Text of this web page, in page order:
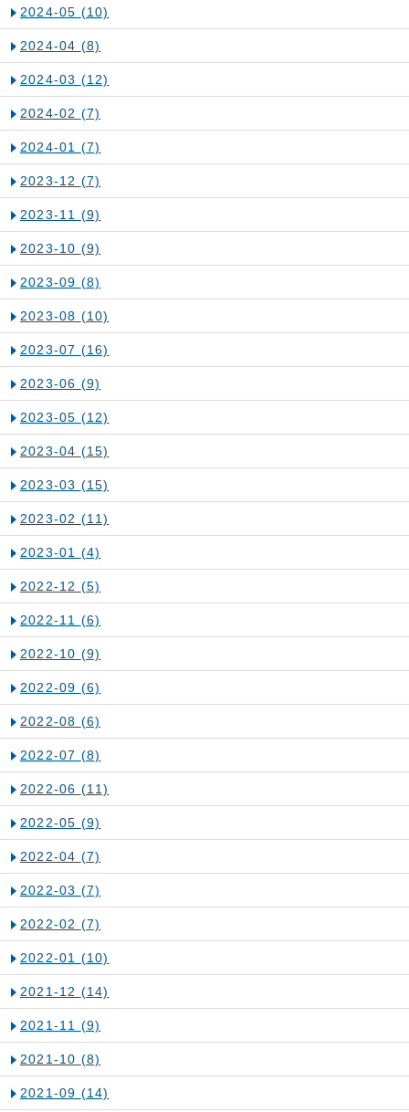
2024-05 (10)
2024-04 (8)
2024-03 (12)
2024-02 (7)
2024-01 (7)
2023-12 (7)
2023-11 (9)
2023-10 (9)
2023-09 (8)
2023-08 (10)
2023-07 (16)
2023-06 (9)
2023-05 (12)
2023-04 (15)
2023-03 (15)
2023-02 (11)
2023-01 (4)
2022-12 (5)
2022-11 (6)
2022-10 (9)
2022-09 (6)
2022-08 (6)
2022-07 (8)
2022-06 (11)
2022-05 (9)
2022-04 (7)
2022-03 (7)
2022-02 (7)
2022-01 (10)
2021-12 (14)
2021-11 (9)
2021-10 (8)
2021-09 (14)